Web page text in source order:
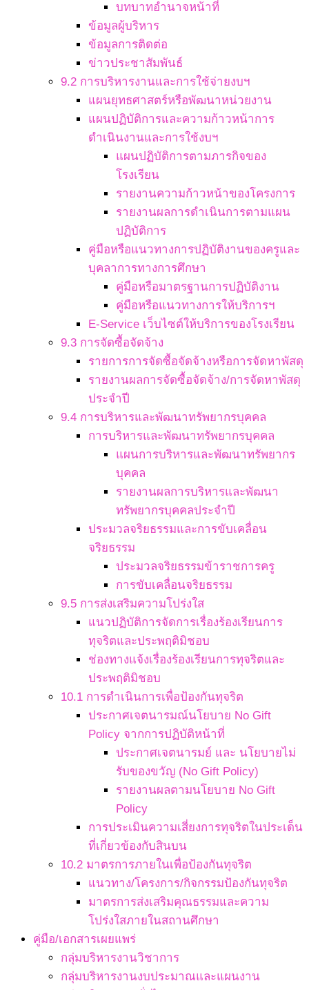
บทบาทอำนาจหน้าที่
ข้อมูลผู้บริหาร
ข้อมูลการติดต่อ
ข่าวประชาสัมพันธ์
9.2 การบริหารงานและการใช้จ่ายงบฯ
แผนยุทธศาสตร์หรือพัฒนาหน่วยงาน
แผนปฏิบัติการและความก้าวหน้าการ
ดำเนินงานและการใช้งบฯ
แผนปฏิบัติการตามภารกิจของ
โรงเรียน
รายงานความก้าวหน้าของโครงการ
รายงานผลการดำเนินการตามแผน
ปฏิบัติการ
คู่มือหรือแนวทางการปฏิบัติงานของครูและ
บุคลาการทางการศึกษา
คู่มือหรือมาตรฐานการปฏิบัติงาน
คู่มือหรือแนวทางการให้บริการฯ
E-Service เว็บไซต์ให้บริการของโรงเรียน
9.3 การจัดซื้อจัดจ้าง
รายการการจัดซื้อจัดจ้างหรือการจัดหาพัสดุ
รายงานผลการจัดซื้อจัดจ้าง/การจัดหาพัสดุ
ประจำปี
9.4 การบริหารและพัฒนาทรัพยากรบุคคล
การบริหารและพัฒนาทรัพยากรบุคคล
แผนการบริหารและพัฒนาทรัพยากร
บุคคล
รายงานผลการบริหารและพัฒนา
ทรัพยากรบุคคลประจำปี
ประมวลจริยธรรมและการขับเคลื่อน
จริยธรรม
ประมวลจริยธรรมข้าราชการครู
การขับเคลื่อนจริยธรรม
9.5 การส่งเสริมความโปร่งใส
แนวปฏิบัติการจัดการเรื่องร้องเรียนการ
ทุจริตและประพฤติมิชอบ
ช่องทางแจ้งเรื่องร้องเรียนการทุจริตและ
ประพฤติมิชอบ
10.1 การดำเนินการเพื่อป้องกันทุจริต
ประกาศเจตนารมณ์นโยบาย No Gift
Policy จากการปฏิบัติหน้าที่
ประกาศเจตนารมย์ และ นโยบายไม่
รับของขวัญ (No Gift Policy)
รายงานผลตามนโยบาย No Gift
Policy
การประเมินความเสี่ยงการทุจริตในประเด็น
ที่เกี่ยวข้องกับสินบน
10.2 มาตรการภายในเพื่อป้องกันทุจริต
แนวทาง/โครงการ/กิจกรรมป้องกันทุจริต
มาตรการส่งเสริมคุณธรรมและความ
โปร่งใสภายในสถานศึกษา
คู่มือ/เอกสารเผยแพร่
กลุ่มบริหารงานวิชาการ
กลุ่มบริหารงานงบประมาณและแผนงาน